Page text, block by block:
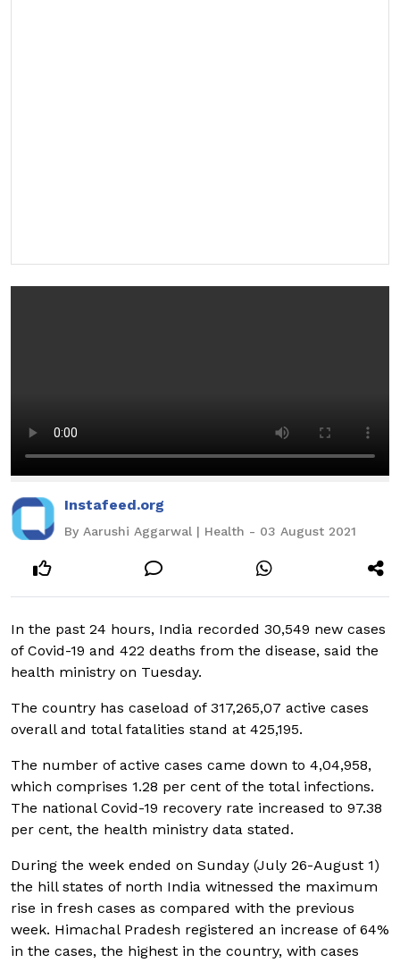
Instafeed.org
By Aarushi Aggarwal | Health - 03 August 2021
In the past 24 hours, India recorded 30,549 new cases
of Covid-19 and 422 deaths from the disease, said the
health ministry on Tuesday.
The country has caseload of 317,265,07 active cases
overall and total fatalities stand at 425,195.
The number of active cases came down to 4,04,958,
which comprises 1.28 per cent of the total infections.
The national Covid-19 recovery rate increased to 97.38
per cent, the health ministry data stated.
During the week ended on Sunday (July 26-August 1)
the hill states of north India witnessed the maximum
rise in fresh cases as compared with the previous
week. Himachal Pradesh registered an increase of 64%
in the cases, the highest in the country, with cases